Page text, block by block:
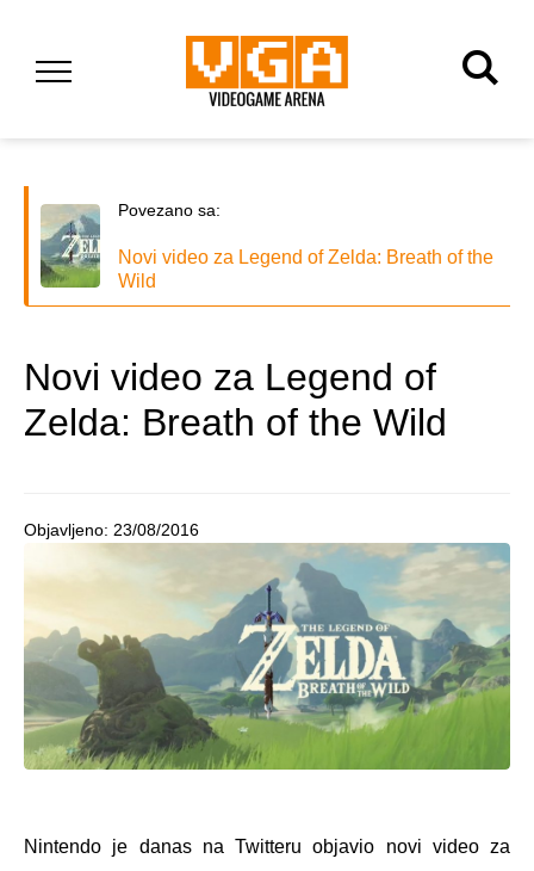
Povezano sa:
Novi video za Legend of Zelda: Breath of the
Wild
Novi video za Legend of
Zelda: Breath of the Wild
Objavljeno: 23/08/2016
Nintendo je danas na Twitteru objavio novi video za